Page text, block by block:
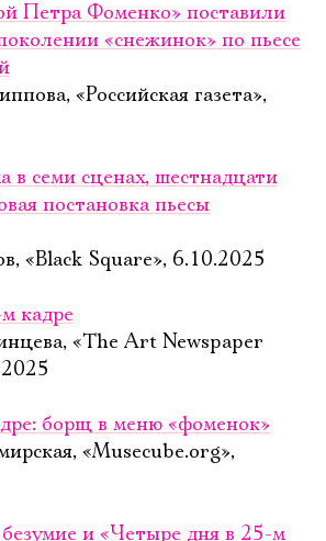
Петра Фоменко» поставили
«снежинок» по пьесе
«Российская газета»,
в семи сценах, шестнадцати
постановка пьесы
«Black Square», 6.10.2025
кадре
«The Art Newspaper
борщ в меню «фоменок»
«Musecube.org»,
и «Четыре дня в 25-м